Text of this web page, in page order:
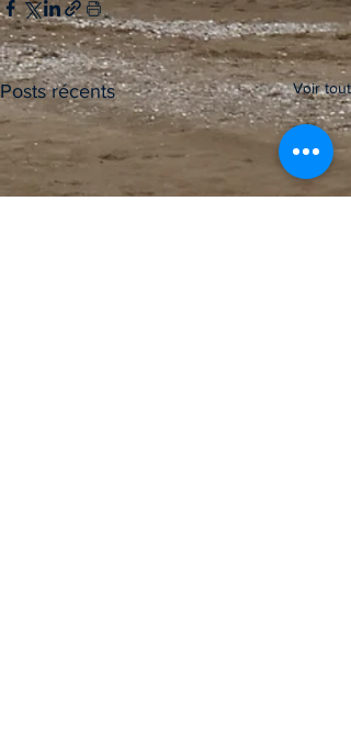
Posts récents Voir tout